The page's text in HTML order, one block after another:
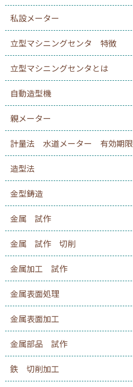
私設メーター
立型マシニングセンタ 特徴
立型マシニングセンタとは
自動造型機
親メーター
計量法 水道メーター 有効期限
造型法
金型鋳造
金属 試作
金属 試作 切削
金属加工 試作
金属表面処理
金属表面加工
金属部品 試作
鉄 切削加工